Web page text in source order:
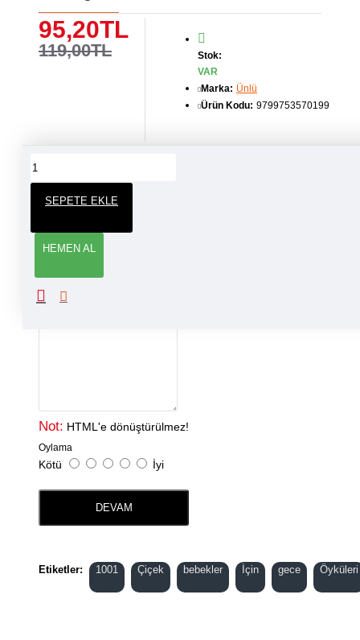
95,20TL
119,00TL
Stok:
VAR
Marka: Ünlü
Ürün Kodu: 9799753570199
SEPETE EKLE
HEMEN AL
ÜRÜN YORUMLARI
Not: HTML'e dönüştürülmez!
Oylama
Kötü İyi
DEVAM
Etiketler: 1001 Çiçek bebekler İçin gece Öyküleri